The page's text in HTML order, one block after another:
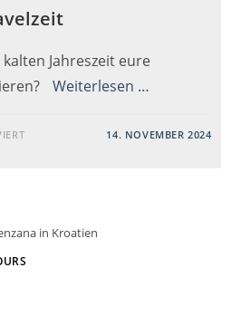
Jahreszeit eure
Weiterlesen …
FÜR 14. NOVEMBER 2024
in Kroatien